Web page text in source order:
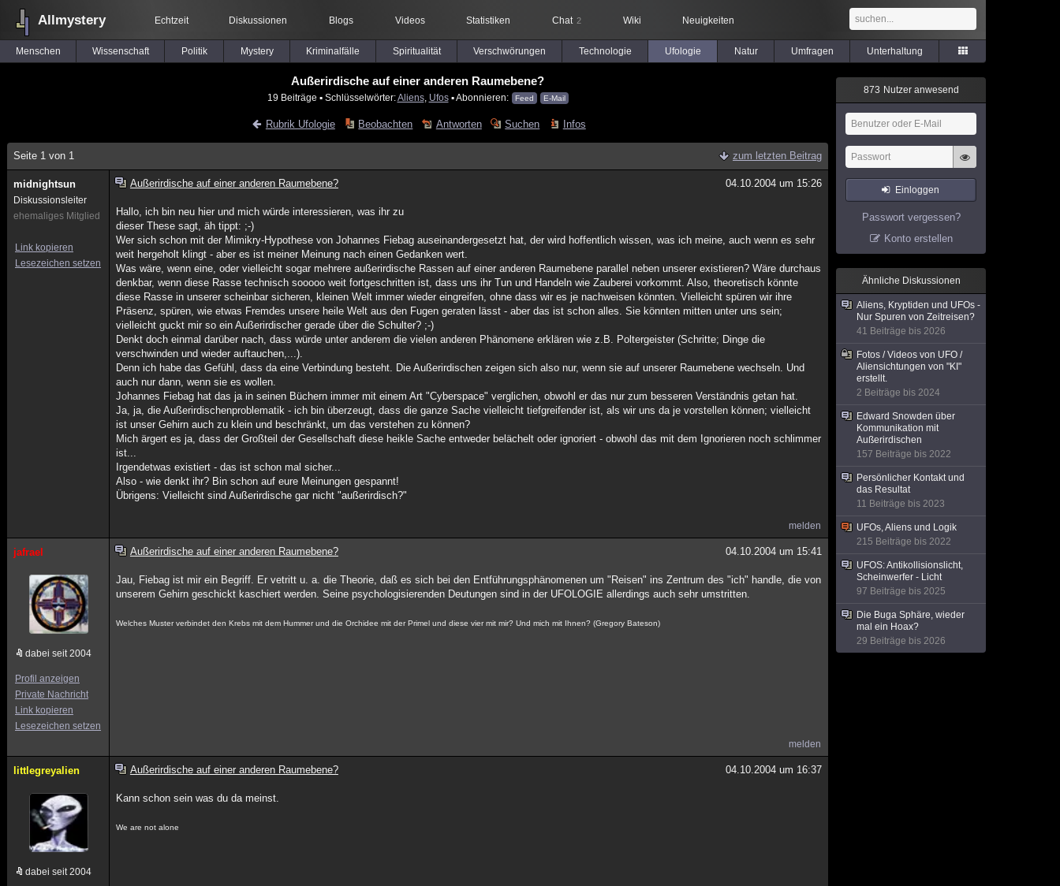
Allmystery Echtzeit Diskussionen Blogs Videos Statistiken Chat 2 Wiki Neuigkeiten
Menschen Wissenschaft Politik Mystery Kriminalfälle Spiritualität Verschwörungen Technologie Ufologie Natur Umfragen Unterhaltung
Außerirdische auf einer anderen Raumebene?
19 Beiträge ▪ Schlüsselwörter:Aliens, Ufos▪ Abonnieren: Feed E-Mail
Rubrik Ufologie Beobachten Antworten Suchen Infos
Seite 1 von 1 zum letzten Beitrag
midnightsun
Diskussionsleiter
ehemaliges Mitglied
Link kopieren
Lesezeichen setzen
Außerirdische auf einer anderen Raumebene? 04.10.2004 um 15:26
Hallo, ich bin neu hier und mich würde interessieren, was ihr zu
dieser These sagt, äh tippt: ;-)
Wer sich schon mit der Mimikry-Hypothese von Johannes Fiebag auseinandergesetzt hat, der wird hoffentlich wissen, was ich meine, auch wenn es sehr
weit hergeholt klingt - aber es ist meiner Meinung nach einen Gedanken wert.
Was wäre, wenn eine, oder vielleicht sogar mehrere außerirdische Rassen auf einer anderen Raumebene parallel neben unserer existieren? Wäre durchaus
denkbar, wenn diese Rasse technisch sooooo weit fortgeschritten ist, dass uns ihr Tun und Handeln wie Zauberei vorkommt. Also, theoretisch könnte
diese Rasse in unserer scheinbar sicheren, kleinen Welt immer wieder eingreifen, ohne dass wir es je nachweisen könnten. Vielleicht spüren wir ihre
Präsenz, spüren, wie etwas Fremdes unsere heile Welt aus den Fugen geraten lässt - aber das ist schon alles. Sie könnten mitten unter uns sein;
vielleicht guckt mir so ein Außerirdischer gerade über die Schulter? ;-)
Denkt doch einmal darüber nach, dass würde unter anderem die vielen anderen Phänomene erklären wie z.B. Poltergeister (Schritte; Dinge die
verschwinden und wieder auftauchen,...).
Denn ich habe das Gefühl, dass da eine Verbindung besteht. Die Außerirdischen zeigen sich also nur, wenn sie auf unserer Raumebene wechseln. Und
auch nur dann, wenn sie es wollen.
Johannes Fiebag hat das ja in seinen Büchern immer mit einem Art "Cyberspace" verglichen, obwohl er das nur zum besseren Verständnis getan hat.
Ja, ja, die Außerirdischenproblematik - ich bin überzeugt, dass die ganze Sache vielleicht tiefgreifender ist, als wir uns da je vorstellen können; vielleicht
ist unser Gehirn auch zu klein und beschränkt, um das verstehen zu können?
Mich ärgert es ja, dass der Großteil der Gesellschaft diese heikle Sache entweder belächelt oder ignoriert - obwohl das mit dem Ignorieren noch schlimmer
ist...
Irgendetwas existiert - das ist schon mal sicher...
Also - wie denkt ihr? Bin schon auf eure Meinungen gespannt!
Übrigens: Vielleicht sind Außerirdische gar nicht "außerirdisch?"
melden
jafrael
dabei seit 2004
Profil anzeigen
Private Nachricht
Link kopieren
Lesezeichen setzen
Außerirdische auf einer anderen Raumebene? 04.10.2004 um 15:41
Jau, Fiebag ist mir ein Begriff. Er vetritt u. a. die Theorie, daß es sich bei den Entführungsphänomenen um "Reisen" ins Zentrum des "ich" handle, die von
unserem Gehirn geschickt kaschiert werden. Seine psychologisierenden Deutungen sind in der UFOLOGIE allerdings auch sehr umstritten.
Welches Muster verbindet den Krebs mit dem Hummer und die Orchidee mit der Primel und diese vier mit mir? Und mich mit Ihnen? (Gregory Bateson)
melden
littlegreyalien
dabei seit 2004
Außerirdische auf einer anderen Raumebene? 04.10.2004 um 16:37
Kann schon sein was du da meinst.
We are not alone
873 Nutzer anwesend
Einloggen
Passwort vergessen?
Konto erstellen
Ähnliche Diskussionen
Aliens, Kryptiden und UFOs -
Nur Spuren von Zeitreisen?
41 Beiträge bis 2026
Fotos / Videos von UFO /
Aliensichtungen von "KI"
erstellt.
2 Beiträge bis 2024
Edward Snowden über
Kommunikation mit
Außerirdischen
157 Beiträge bis 2022
Persönlicher Kontakt und
das Resultat
11 Beiträge bis 2023
UFOs, Aliens und Logik
215 Beiträge bis 2022
UFOS: Antikollisionslicht,
Scheinwerfer - Licht
97 Beiträge bis 2025
Die Buga Sphäre, wieder
mal ein Hoax?
29 Beiträge bis 2026